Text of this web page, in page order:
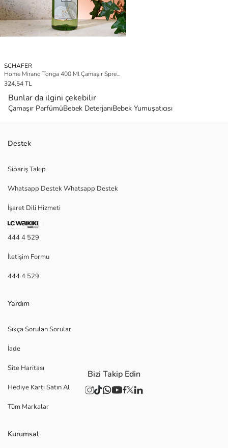
SCHAFER
Home Mirano Tonga 400 Ml Çamaşır Spreyi-1 Parça
324,54 TL
Bunlar da ilgini çekebilir
Çamaşır ParfümüBebek DeterjanıBebek Yumuşatıcısı
Destek
Sipariş Takip
Whatsapp Destek Whatsapp Destek
İşaret Dili Hizmeti
444 4 529
İletişim Formu
444 4 529
Yardım
Sıkça Sorulan Sorular
İade
Site Haritası
Hediye Kartı Satın Al
Tüm Markalar
Kurumsal
Bizi Takip Edin